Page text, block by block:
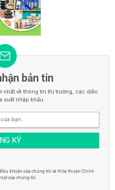
bản tin
nhất về thông tin thị trường, các diễn
xuất nhập khẩu.
khoản của chúng tôi và thỏa thuận Chính
của chúng tôi.